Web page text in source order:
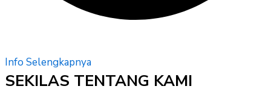
Info Selengkapnya
SEKILAS TENTANG KAMI